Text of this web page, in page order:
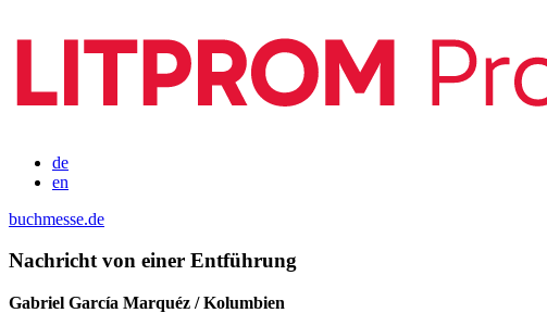
de
en
buchmesse.de
Nachricht von einer Entführung
Gabriel García Marquéz / Kolumbien